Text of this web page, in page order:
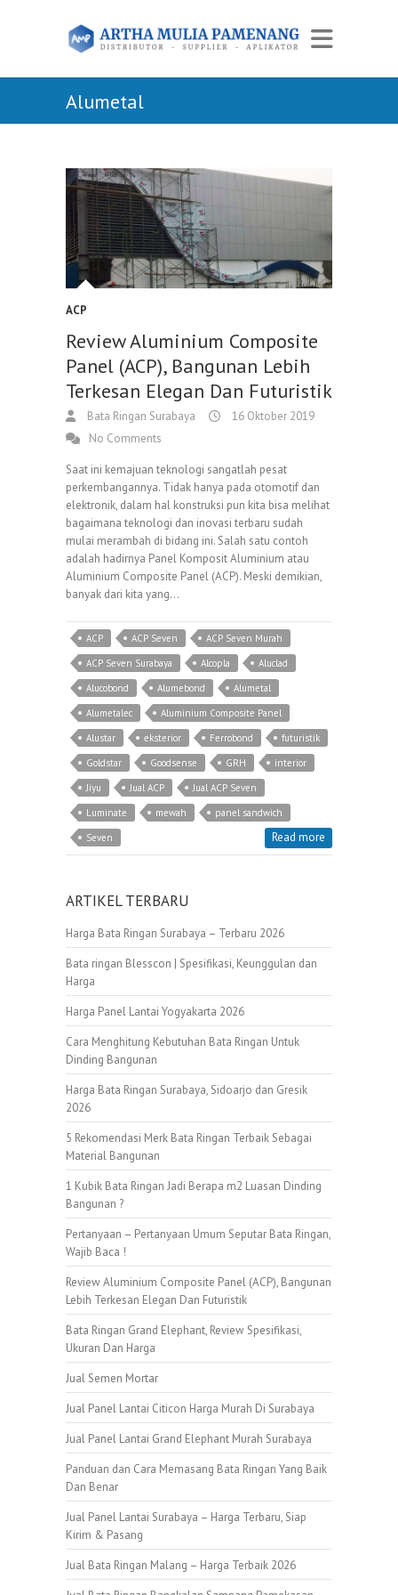
Alumetal
ACP
Review Aluminium Composite
Panel (ACP), Bangunan Lebih
Terkesan Elegan Dan Futuristik
Bata Ringan Surabaya
16 Oktober 2019
No Comments
Saat ini kemajuan teknologi sangatlah pesat
perkembangannya. Tidak hanya pada otomotif dan
elektronik, dalam hal konstruksi pun kita bisa melihat
bagaimana teknologi dan inovasi terbaru sudah
mulai merambah di bidang ini. Salah satu contoh
adalah hadirnya Panel Komposit Aluminium atau
Aluminium Composite Panel (ACP). Meski demikian,
banyak dari kita yang…
ACP ACP Seven
ACP Seven Murah
ACP Seven Surabaya
Alcopla
Aluclad
Alucobond
Alumebond
Alumetal
Alumetalec
Aluminium Composite Panel
Alustar
eksterior Ferrobond
futuristik
Goldstar
Goodsense GRH
interior
Jiyu
Jual ACP
Jual ACP Seven
Luminate
mewah
panel sandwich
Seven
Read more
ARTIKEL TERBARU
Harga Bata Ringan Surabaya – Terbaru 2026
Bata ringan Blesscon | Spesifikasi, Keunggulan dan
Harga
Harga Panel Lantai Yogyakarta 2026
Cara Menghitung Kebutuhan Bata Ringan Untuk
Dinding Bangunan
Harga Bata Ringan Surabaya, Sidoarjo dan Gresik
2026
5 Rekomendasi Merk Bata Ringan Terbaik Sebagai
Material Bangunan
1 Kubik Bata Ringan Jadi Berapa m2 Luasan Dinding
Bangunan ?
Pertanyaan – Pertanyaan Umum Seputar Bata Ringan,
Wajib Baca !
Review Aluminium Composite Panel (ACP), Bangunan
Lebih Terkesan Elegan Dan Futuristik
Bata Ringan Grand Elephant, Review Spesifikasi,
Ukuran Dan Harga
Jual Semen Mortar
Jual Panel Lantai Citicon Harga Murah Di Surabaya
Jual Panel Lantai Grand Elephant Murah Surabaya
Panduan dan Cara Memasang Bata Ringan Yang Baik
Dan Benar
Jual Panel Lantai Surabaya – Harga Terbaru, Siap
Kirim & Pasang
Jual Bata Ringan Malang – Harga Terbaik 2026